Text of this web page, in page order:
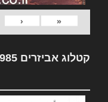
«
‹
קטלוג אביזרים Jeep 1985